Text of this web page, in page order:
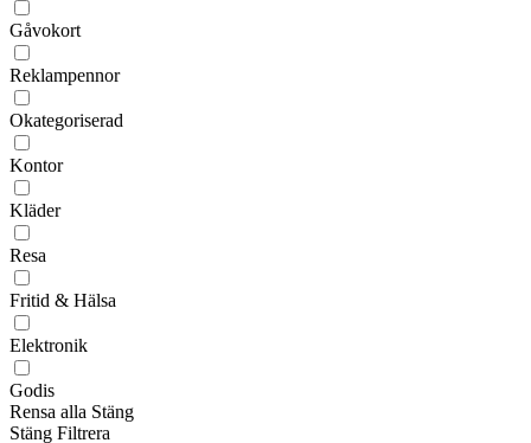
Gåvokort
Reklampennor
Okategoriserad
Kontor
Kläder
Resa
Fritid & Hälsa
Elektronik
Godis
Rensa alla Stäng
Stäng Filtrera